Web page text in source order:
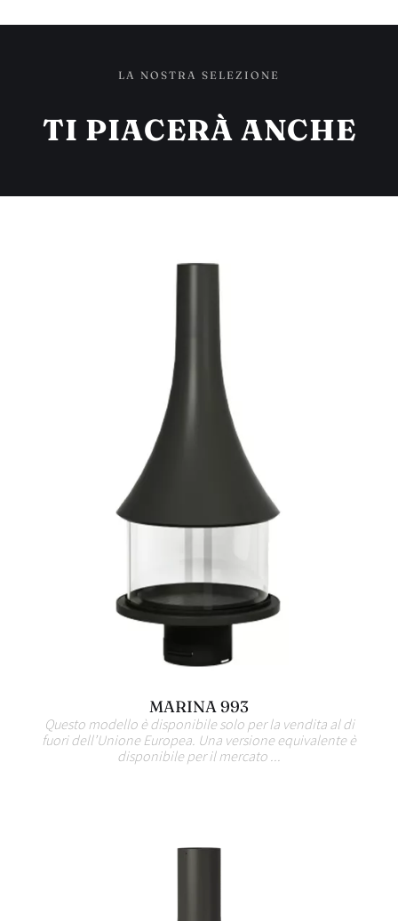
LA NOSTRA SELEZIONE
TI PIACERÀ ANCHE
MARINA 993
Questo modello è disponibile solo per la vendita al di
fuori dell’Unione Europea. Una versione equivalente è
disponibile per il mercato ...